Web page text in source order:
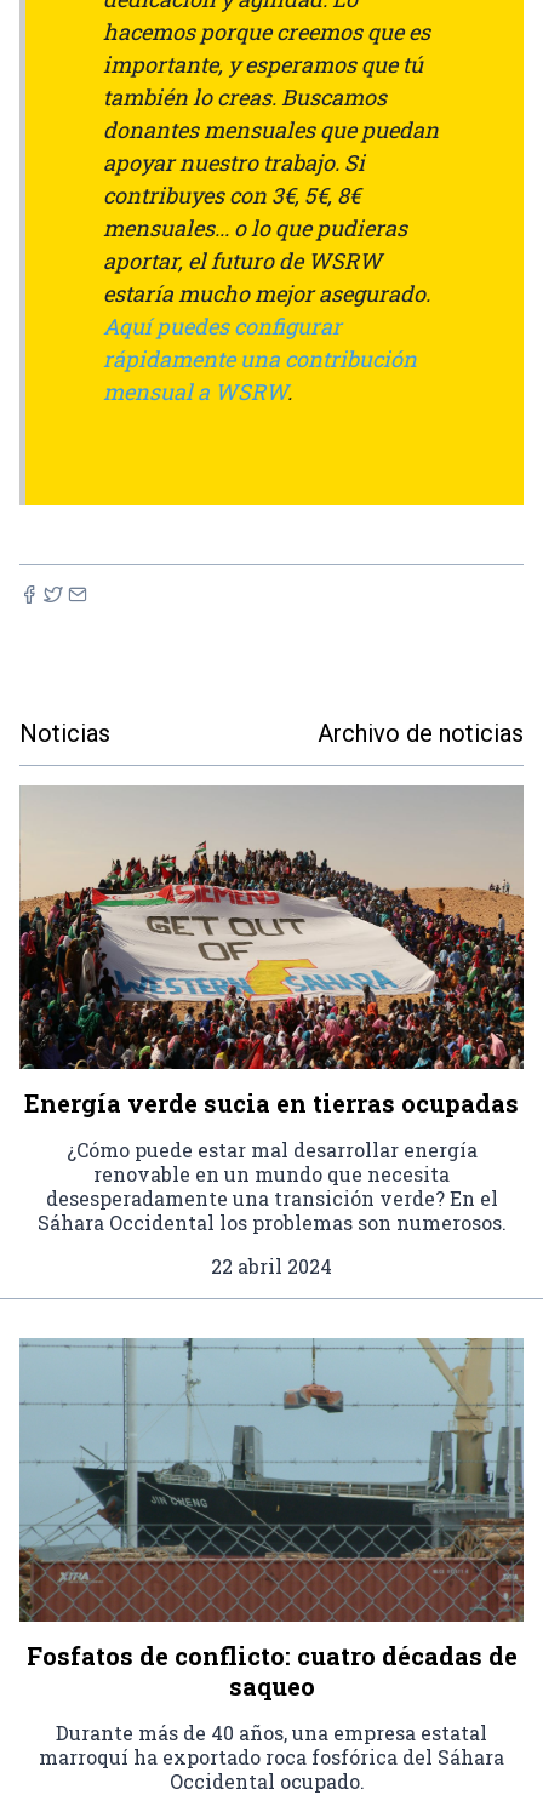
hacemos porque creemos que es
importante, y esperamos que tú
también lo creas. Buscamos
donantes mensuales que puedan
apoyar nuestro trabajo. Si
contribuyes con 3€, 5€, 8€
mensuales... o lo que pudieras
aportar, el futuro de WSRW
estaría mucho mejor asegurado.
Aquí puedes configurar
rápidamente una contribución
mensual a WSRW.
Noticias Archivo de noticias
Energía verde sucia en tierras ocupadas
¿Cómo puede estar mal desarrollar energía
renovable en un mundo que necesita
desesperadamente una transición verde? En el
Sáhara Occidental los problemas son numerosos.
22 abril 2024
Fosfatos de conflicto: cuatro décadas de
saqueo
Durante más de 40 años, una empresa estatal
marroquí ha exportado roca fosfórica del Sáhara
Occidental ocupado.